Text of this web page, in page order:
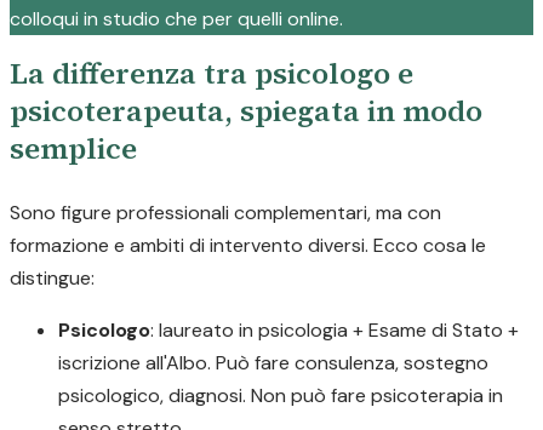
colloqui in studio che per quelli online.
La differenza tra psicologo e
psicoterapeuta, spiegata in modo
semplice
Sono figure professionali complementari, ma con
formazione e ambiti di intervento diversi. Ecco cosa le
distingue:
Psicologo: laureato in psicologia + Esame di Stato +
iscrizione all'Albo. Può fare consulenza, sostegno
psicologico, diagnosi. Non può fare psicoterapia in